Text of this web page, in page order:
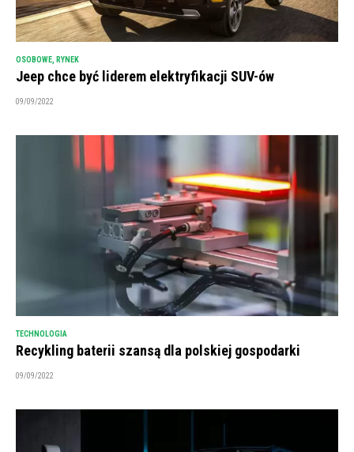
OSOBOWE RYNEK
Jeep chce być liderem elektryfikacji SUV-ów
09/09/2022
TECHNOLOGIA
Recykling baterii szansą dla polskiej gospodarki
09/09/2022